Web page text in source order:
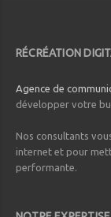
RÉCRÉATION
Agence de
développer votre
Nos consultants
internet et pour
performante.